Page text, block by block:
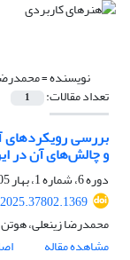
نویسنده =
تعداد مقالات: 1
بررسی رویکردهای
و چالش‌های آن در
دوره 6، شماره 1، بهار 1405، صفحه
محمدرضا زینعلی،
مشاهده مقاله